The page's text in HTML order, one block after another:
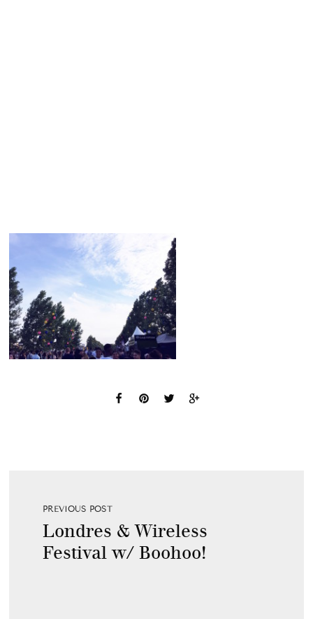
PREVIOUS POST
Londres & Wireless
Festival w/ Boohoo!